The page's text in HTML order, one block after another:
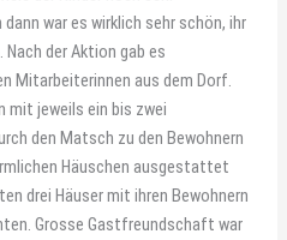
war es wirklich sehr schön, ihr
Nach der Aktion gab es
Mitarbeiterinnen aus dem Dorf.
mit jeweils ein bis zwei
den Matsch zu den Bewohnern
Häuschen ausgestattet
drei Häuser mit ihren Bewohnern
Grosse Gastfreundschaft war